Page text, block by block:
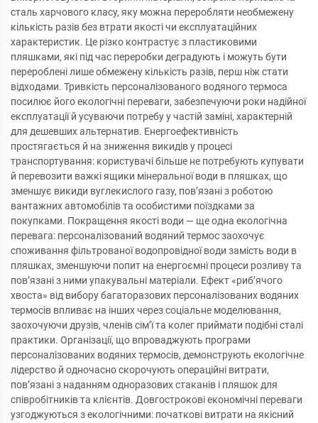
сталь харчового класу, яку можна переробляти необмежену
кількість разів без втрати якості чи експлуатаційних
характеристик. Це різко контрастує з пластиковими
пляшками, які під час переробки деградують і можуть бути
перероблені лише обмежену кількість разів, перш ніж стати
відходами. Тривкість персоналізованого водяного термоса
посилює його екологічні переваги, забезпечуючи роки надійної
експлуатації й усуваючи потребу у частій заміні, характерній
для дешевших альтернатив. Енергоефективність
простягається й на зниження викидів у процесі
транспортування: користувачі більше не потребують купувати
й перевозити важкі ящики мінеральної води в пляшках, що
зменшує викиди вуглекислого газу, пов’язані з роботою
вантажних автомобілів та особистими поїздками за
покупками. Покращення якості води — ще одна екологічна
перевага: персоналізований водяний термос заохочує
споживання фільтрованої водопровідної води замість води в
пляшках, зменшуючи попит на енергоємні процеси розливу та
пов’язані з ними упакувальні матеріали. Ефект «риб’ячого
хвоста» від вибору багаторазових персоналізованих водяних
термосів впливає на інших через соціальне моделювання,
заохочуючи друзів, членів сім’ї та колег приймати подібні сталі
практики. Організації, що впроваджують програми
персоналізованих водяних термосів, демонструють екологічне
лідерство й одночасно скорочують операційні витрати,
пов’язані з наданням одноразових стаканів і пляшок для
співробітників та клієнтів. Довгострокові економічні переваги
узгоджуються з екологічними: початкові витрати на якісний